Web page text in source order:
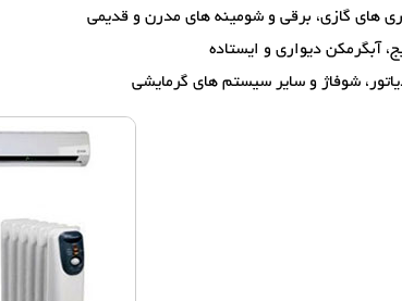
های گازی، برقی و شومینه های مدرن و قدیمی
آبگرمکن دیواری و ایستاده
شوفاژ و سایر سیستم های گرمایشی